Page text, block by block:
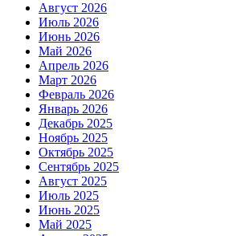
Август 2026
Июль 2026
Июнь 2026
Май 2026
Апрель 2026
Март 2026
Февраль 2026
Январь 2026
Декабрь 2025
Ноябрь 2025
Октябрь 2025
Сентябрь 2025
Август 2025
Июль 2025
Июнь 2025
Май 2025